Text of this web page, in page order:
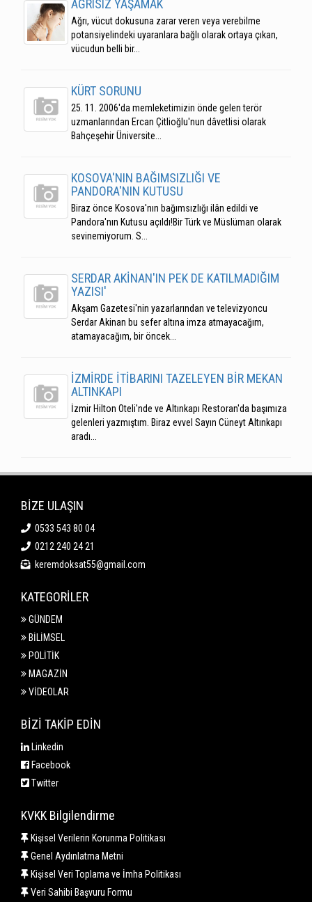
AĞRISIZ YAŞAMAK
Ağrı, vücut dokusuna zarar veren veya verebilme
potansiyelindeki uyaranlara bağlı olarak ortaya çıkan,
vücudun belli bir...
KÜRT SORUNU
25. 11. 2006'da memleketimizin önde gelen terör
uzmanlarından Ercan Çitlioğlu'nun dâvetlisi olarak
Bahçeşehir Üniversite...
KOSOVA'NIN BAĞIMSIZLIĞI VE
PANDORA'NIN KUTUSU
Biraz önce Kosova'nın bağımsızlığı ilân edildi ve
Pandora'nın Kutusu açıldı!Bir Türk ve Müslüman olarak
sevinemiyorum. S...
SERDAR AKİNAN'IN PEK DE KATILMADIĞIM
YAZISI'
Akşam Gazetesi'nin yazarlarından ve televizyoncu
Serdar Akinan bu sefer altına imza atmayacağım,
atamayacağım, bir öncek...
İZMİRDE İTİBARINI TAZELEYEN BİR MEKAN
ALTINKAPI
İzmir Hilton Oteli'nde ve Altınkapı Restoran'da başımıza
gelenleri yazmıştım. Biraz evvel Sayın Cüneyt Altınkapı
aradı...
BİZE ULAŞIN
0533 543 80 04
0212 240 24 21
keremdoksat55@gmail.com
KATEGORİLER
GÜNDEM
BİLİMSEL
POLİTİK
MAGAZİN
VİDEOLAR
BİZİ TAKİP EDİN
Linkedin
Facebook
Twitter
KVKK Bilgilendirme
Kişisel Verilerin Korunma Politikası
Genel Aydınlatma Metni
Kişisel Veri Toplama ve İmha Politikası
Veri Sahibi Başvuru Formu